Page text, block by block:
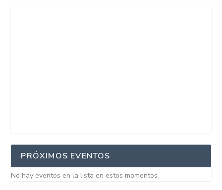
PRÓXIMOS EVENTOS
No hay eventos en la lista en estos momentos